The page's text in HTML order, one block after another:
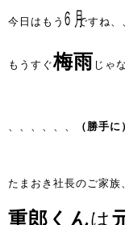
今日はもう ㋅ですね、
もうすぐ梅雨 じゃ
（勝手に
たまおき社長のご家族
重郎くんは